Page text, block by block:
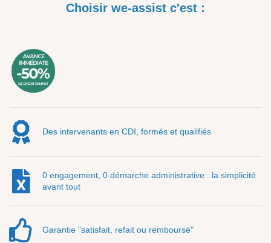
Choisir we-assist c'est :
Des intervenants en CDI, formés et qualifiés
0 engagement, 0 démarche administrative : la simplicité
avant tout
Garantie "satisfait, refait ou remboursé"